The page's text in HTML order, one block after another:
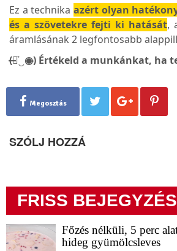
Ez a technika azért olyan
és a szövetekre fejti ki hatását,
áramlásának 2 legfontosabb
(̶◉͛‿◉̶) Értékeld a munkánkat, ha
Megosztás
SZÓLJ HOZZÁ
FRISS
Főzés nélküli, 5 perc
hideg gyümölcsleves